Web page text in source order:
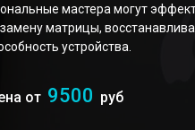
мастера могут
матрицы,
устройства.
от 9500 руб